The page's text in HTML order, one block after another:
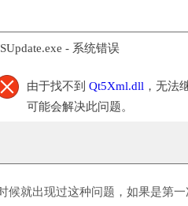
- 系统错误
由于找不到 Qt5Xml.dll ，无法
可能会解决此问题。
候就出现过这种问题，如果是第